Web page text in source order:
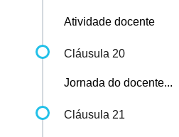
Atividade docente
Cláusula 20
Jornada do docente...
Cláusula 21